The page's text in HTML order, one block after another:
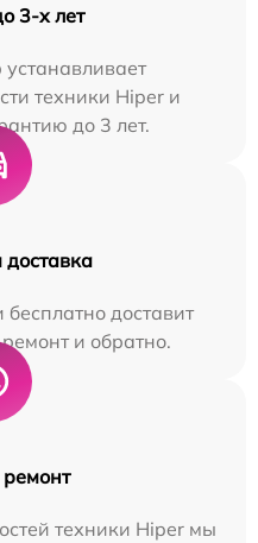
3-х лет
техники Hiper и
до 3 лет.
доставка
доставит
и обратно.
техники Hiper мы